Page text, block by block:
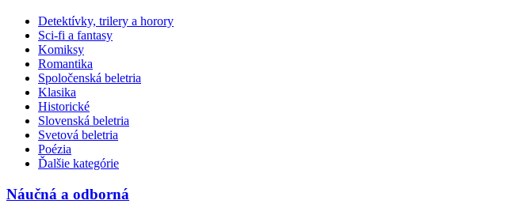
Detektívky, trilery a horory
Sci-fi a fantasy
Komiksy
Romantika
Spoločenská beletria
Klasika
Historické
Slovenská beletria
Svetová beletria
Poézia
Ďalšie kategórie
Náučná a odborná